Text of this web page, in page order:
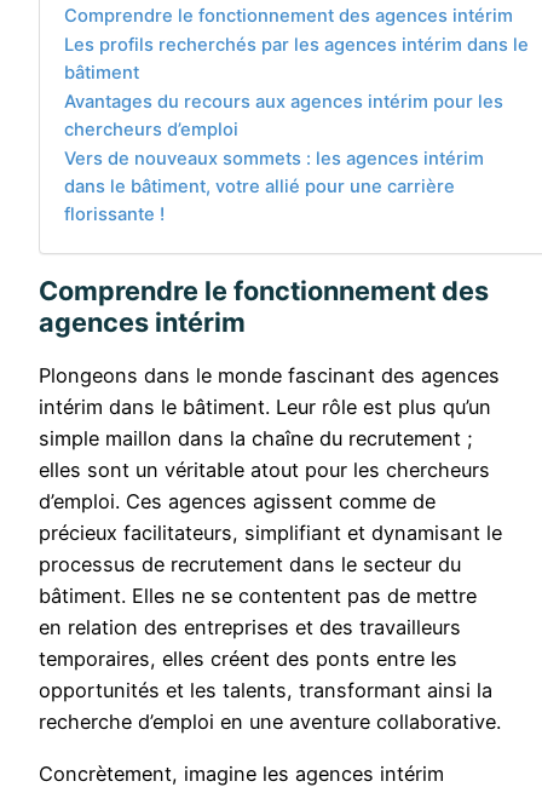
Comprendre le fonctionnement des agences intérim
Les profils recherchés par les agences intérim dans le
bâtiment
Avantages du recours aux agences intérim pour les
chercheurs d’emploi
Vers de nouveaux sommets : les agences intérim
dans le bâtiment, votre allié pour une carrière
florissante !
Comprendre le fonctionnement des
agences intérim
Plongeons dans le monde fascinant des agences
intérim dans le bâtiment. Leur rôle est plus qu’un
simple maillon dans la chaîne du recrutement ;
elles sont un véritable atout pour les chercheurs
d’emploi. Ces agences agissent comme de
précieux facilitateurs, simplifiant et dynamisant le
processus de recrutement dans le secteur du
bâtiment. Elles ne se contentent pas de mettre
en relation des entreprises et des travailleurs
temporaires, elles créent des ponts entre les
opportunités et les talents, transformant ainsi la
recherche d’emploi en une aventure collaborative.
Concrètement, imagine les agences intérim